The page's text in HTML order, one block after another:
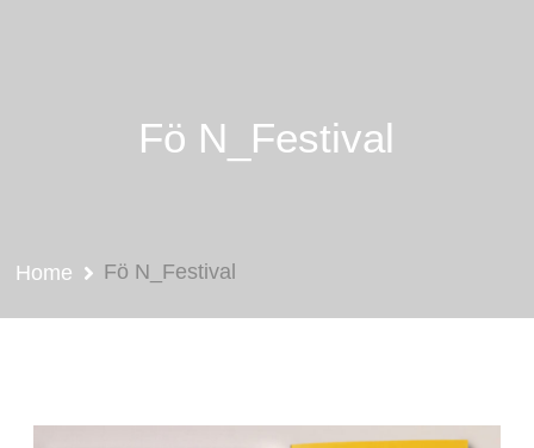
Fö N_Festival
Home Fö N_Festival